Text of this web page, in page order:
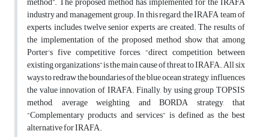
industry and management group. In this regard, the IRAFA team of
experts, includes twelve senior experts are created. The results of
the implementation of the proposed method show that among
Porter's five competitive forces, “direct competition between
existing organizations” is the main cause of threat to IRAFA. All six
ways to redraw the boundaries of the blue ocean strategy, influences
the value innovation of IRAFA. Finally, by using group TOPSIS
method, average weighting and BORDA strategy, that
“Complementary products and services” is defined as the best
alternative for IRAFA.